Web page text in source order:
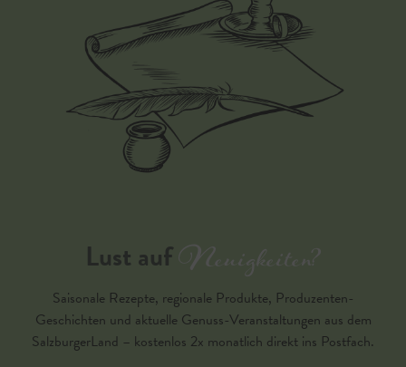
Lust aufNeuigkeiten?
Saisonale Rezepte, regionale Produkte, Produzenten-
Geschichten und aktuelle Genuss-Veranstaltungen aus dem
SalzburgerLand – kostenlos 2x monatlich direkt ins Postfach.